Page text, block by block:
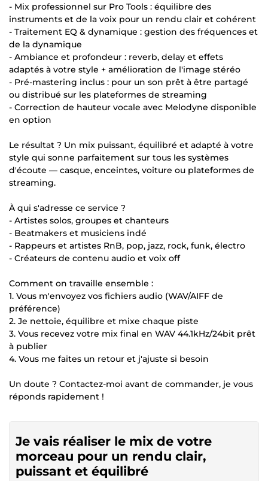
- Mix professionnel sur Pro Tools : équilibre des
instruments et de la voix pour un rendu clair et cohérent
- Traitement EQ & dynamique : gestion des fréquences et
de la dynamique
- Ambiance et profondeur : reverb, delay et effets
adaptés à votre style + amélioration de l'image stéréo
- Pré-mastering inclus : pour un son prêt à être partagé
ou distribué sur les plateformes de streaming
- Correction de hauteur vocale avec Melodyne disponible
en option
Le résultat ? Un mix puissant, équilibré et adapté à votre
style qui sonne parfaitement sur tous les systèmes
d'écoute — casque, enceintes, voiture ou plateformes de
streaming.
À qui s'adresse ce service ?
- Artistes solos, groupes et chanteurs
- Beatmakers et musiciens indé
- Rappeurs et artistes RnB, pop, jazz, rock, funk, électro
- Créateurs de contenu audio et voix off
Comment on travaille ensemble :
1. Vous m'envoyez vos fichiers audio (WAV/AIFF de
préférence)
2. Je nettoie, équilibre et mixe chaque piste
3. Vous recevez votre mix final en WAV 44.1kHz/24bit prêt
à publier
4. Vous me faites un retour et j'ajuste si besoin
Un doute ? Contactez-moi avant de commander, je vous
réponds rapidement !
Je vais réaliser le mix de votre
morceau pour un rendu clair,
puissant et équilibré